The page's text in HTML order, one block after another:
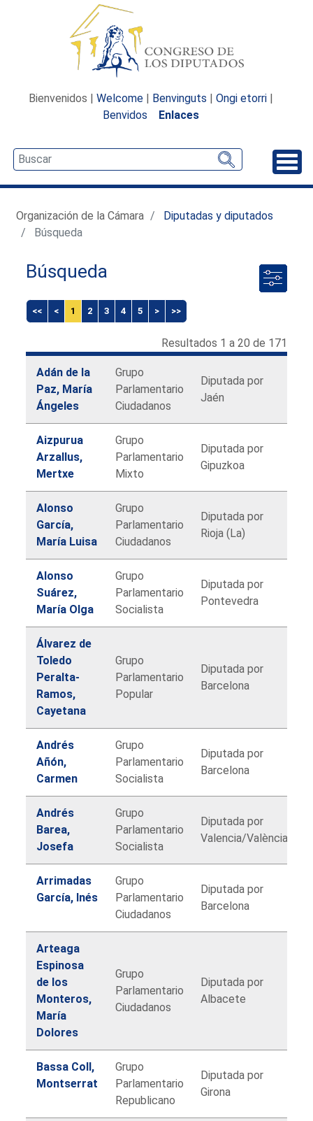
Bienvenidos | Welcome | Benvinguts | Ongi etorri |
Benvidos
Enlaces
Organización de la Cámara
Diputadas y diputados
Búsqueda
Búsqueda
<< < 1 2 3 4 5 > >>
Resultados 1 a 20 de 171
Adán de la
Paz, María
Ángeles
Grupo
Parlamentario
Ciudadanos
Diputada por
Jaén
Aizpurua
Arzallus,
Mertxe
Grupo
Parlamentario
Mixto
Diputada por
Gipuzkoa
Alonso
García,
María Luisa
Grupo
Parlamentario
Ciudadanos
Diputada por
Rioja (La)
Alonso
Suárez,
María Olga
Grupo
Parlamentario
Socialista
Diputada por
Pontevedra
Álvarez de
Toledo
Peralta-
Ramos,
Cayetana
Grupo
Parlamentario
Popular
Diputada por
Barcelona
Andrés
Añón,
Carmen
Grupo
Parlamentario
Socialista
Diputada por
Barcelona
Andrés
Barea,
Josefa
Grupo
Parlamentario
Socialista
Diputada por
Valencia/València
Arrimadas
García, Inés
Grupo
Parlamentario
Ciudadanos
Diputada por
Barcelona
Arteaga
Espinosa
de los
Monteros,
María
Dolores
Grupo
Parlamentario
Ciudadanos
Diputada por
Albacete
Bassa Coll,
Montserrat
Grupo
Parlamentario
Republicano
Diputada por
Girona